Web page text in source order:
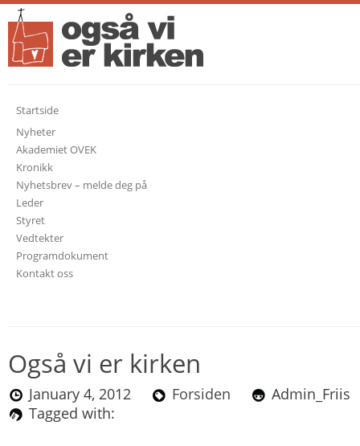
Startside
Nyheter
Akademiet OVEK
Kronikk
Nyhetsbrev – melde deg på
Leder
Styret
Vedtekter
Programdokument
Kontakt oss
Også vi er kirken
January 4, 2012 Forsiden
Tagged with: